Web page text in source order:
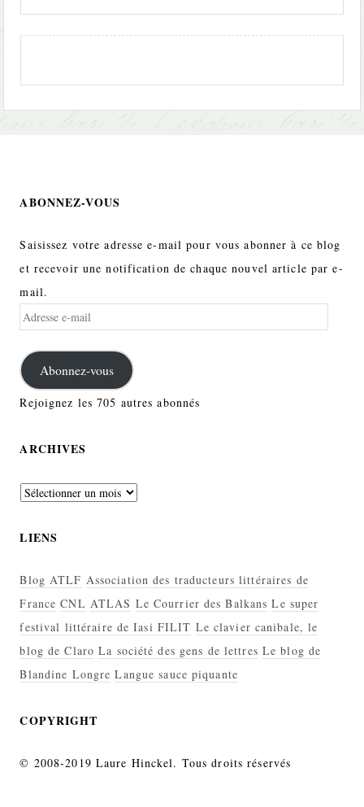
ABONNEZ-VOUS
Saisissez votre adresse e-mail pour vous abonner à ce blog
et recevoir une notification de chaque nouvel article par e-
mail.
Adresse
mail
Abonnez-vous
Rejoignez les 705 autres abonnés
ARCHIVES
Archives
LIENS
Blog ATLF Association des traducteurs littéraires de
France CNL ATLAS Le Courrier des Balkans Le super
festival littéraire de Iasi FILIT Le clavier canibale, le
blog de Claro La société des gens de lettres Le blog de
Blandine Longre Langue sauce piquante
COPYRIGHT
© 2008-2019 Laure Hinckel. Tous droits réservés